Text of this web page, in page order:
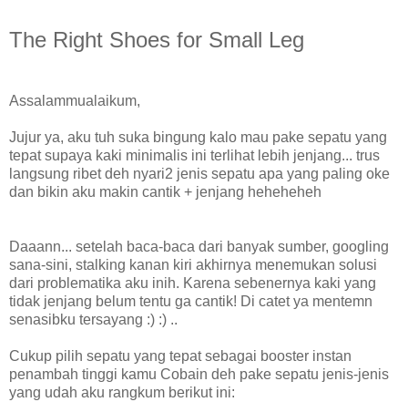
The Right Shoes for Small Leg
Assalammualaikum,
Jujur ya, aku tuh suka bingung kalo mau pake sepatu yang
tepat supaya kaki minimalis ini terlihat lebih jenjang... trus
langsung ribet deh nyari2 jenis sepatu apa yang paling oke
dan bikin aku makin cantik + jenjang heheheheh
Daaann... setelah baca-baca dari banyak sumber, googling
sana-sini, stalking kanan kiri akhirnya menemukan solusi
dari problematika aku inih. Karena sebenernya kaki yang
tidak jenjang belum tentu ga cantik! Di catet ya mentemn
senasibku tersayang :) :) ..
Cukup pilih sepatu yang tepat sebagai booster instan
penambah tinggi kamu Cobain deh pake sepatu jenis-jenis
yang udah aku rangkum berikut ini: